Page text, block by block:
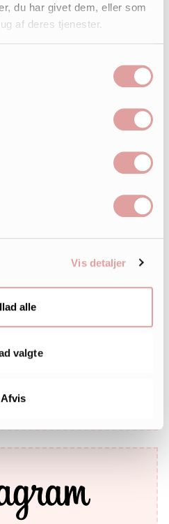
du har givet dem, eller som
af deres tjenester.
Vis detaljer
alle
valgte
Afvis
LIKES